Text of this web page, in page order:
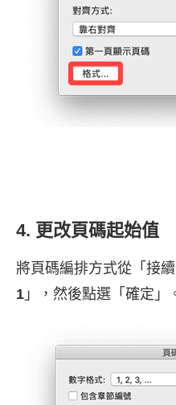
4. 更改頁碼起始值
將頁碼編排方式從「接
1 」，然後點選「確定」